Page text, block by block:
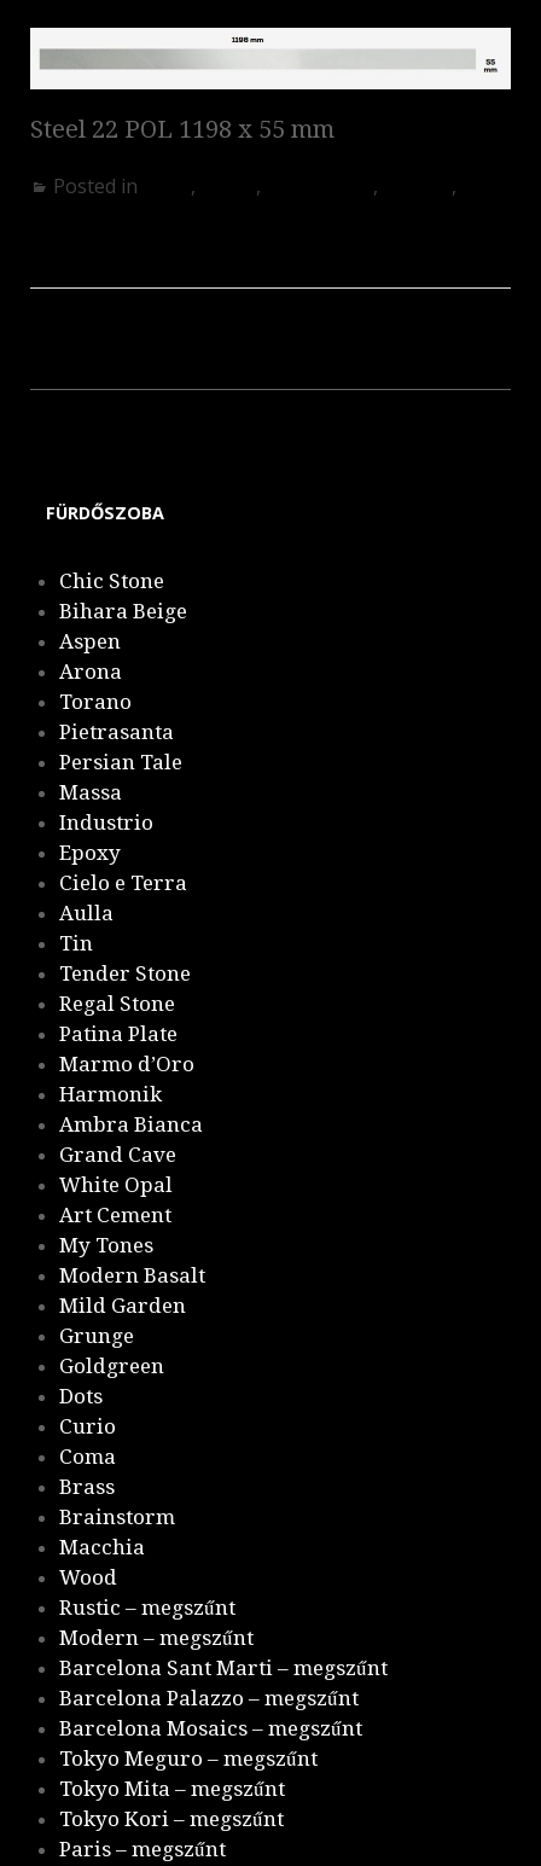
Steel 22 POL 1198 x 55 mm
Posted in , , ,
,
FÜRDŐSZOBA
Chic Stone
Bihara Beige
Aspen
Arona
Torano
Pietrasanta
Persian Tale
Massa
Industrio
Epoxy
Cielo e Terra
Aulla
Tin
Tender Stone
Regal Stone
Patina Plate
Marmo d’Oro
Harmonik
Ambra Bianca
Grand Cave
White Opal
Art Cement
My Tones
Modern Basalt
Mild Garden
Grunge
Goldgreen
Dots
Curio
Coma
Brass
Brainstorm
Macchia
Wood
Rustic – megszűnt
Modern – megszűnt
Barcelona Sant Marti – megszűnt
Barcelona Palazzo – megszűnt
Barcelona Mosaics – megszűnt
Tokyo Meguro – megszűnt
Tokyo Mita – megszűnt
Tokyo Kori – megszűnt
Paris – megszűnt